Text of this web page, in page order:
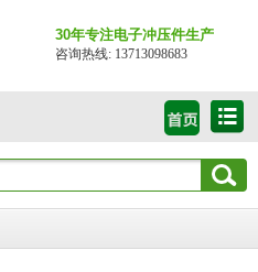
30年专注电子冲压件生产
咨询热线: 13713098683